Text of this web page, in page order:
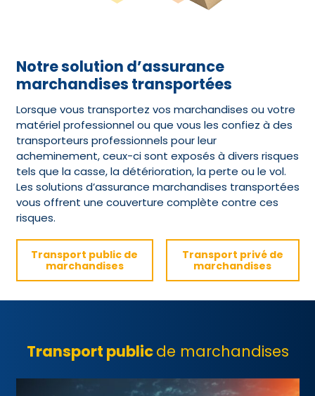
Notre solution d’assurance
marchandises transportées
Lorsque vous transportez vos marchandises ou votre
matériel professionnel ou que vous les confiez à des
transporteurs professionnels pour leur
acheminement, ceux-ci sont exposés à divers risques
tels que la casse, la détérioration, la perte ou le vol.
Les solutions d’assurance marchandises transportées
vous offrent une couverture complète contre ces
risques.
Transport public de
marchandises
Transport privé de
marchandises
Transport publicde marchandises